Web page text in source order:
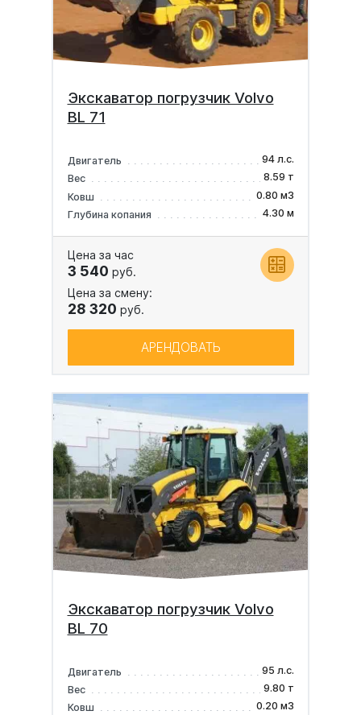
Экскаватор погрузчик Volvo
BL 71
Двигатель
94 л.с.
Вес
8.59 т
Ковш
0.80 м3
Глубина копания
4.30 м
Цена за час
3 540 руб.
Цена за смену:
28 320 руб.
АРЕНДОВАТЬ
Экскаватор погрузчик Volvo
BL 70
Двигатель
95 л.с.
Вес
9.80 т
Ковш
0.20 м3